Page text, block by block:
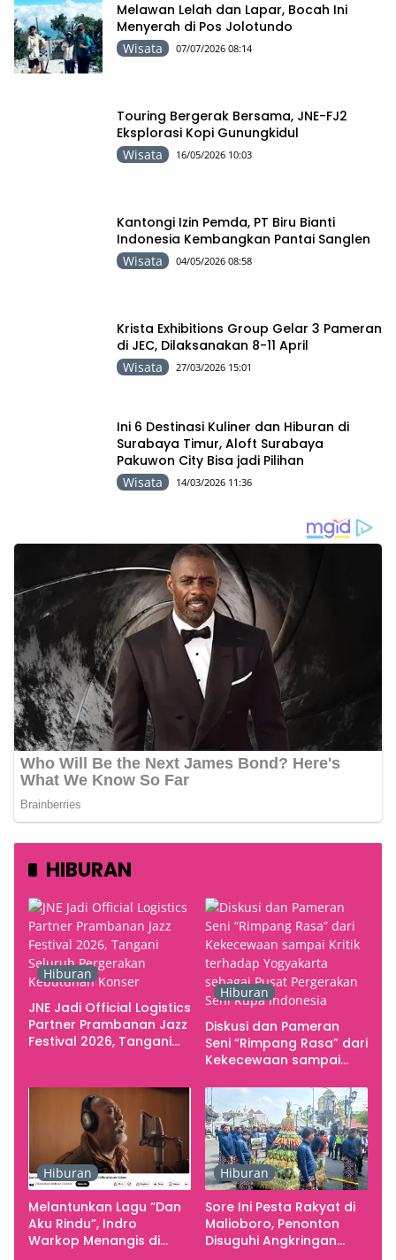
Melawan Lelah dan Lapar, Bocah Ini
Menyerah di Pos Jolotundo
Wisata 07/07/2026 08:14
Touring Bergerak Bersama, JNE-FJ2
Eksplorasi Kopi Gunungkidul
Wisata 16/05/2026 10:03
Kantongi Izin Pemda, PT Biru Bianti
Indonesia Kembangkan Pantai Sanglen
Wisata 04/05/2026 08:58
Krista Exhibitions Group Gelar 3 Pameran
di JEC, Dilaksanakan 8-11 April
Wisata 27/03/2026 15:01
Ini 6 Destinasi Kuliner dan Hiburan di
Surabaya Timur, Aloft Surabaya
Pakuwon City Bisa jadi Pilihan
Wisata 14/03/2026 11:36
HIBURAN
Hiburan
JNE Jadi Official Logistics
Partner Prambanan Jazz
Festival 2026, Tangani
Hiburan
Diskusi dan Pameran
Seni “Rimpang Rasa” dari
Kekecewaan sampai
Yogyakarta sebagai
Pusat Pergerakan Seni
Rupa Indonesia
Hiburan
Melantunkan Lagu “Dan
Aku Rindu”, Indro
Warkop Menangis di
Hiburan
Sore Ini Pesta Rakyat di
Malioboro, Penonton
Disuguhi Angkringan